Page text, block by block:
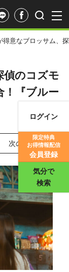
ログイン
限定特典
お得情報配信
会員登録
気分で
検索
得意なブロッサム、
偵のコズモ
！『ブルー
次の写真 >